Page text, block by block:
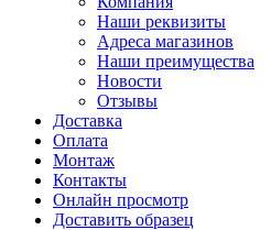
Наши реквизиты
Адреса магазинов
Наши преимущества
Новости
Отзывы
Доставка
Оплата
Монтаж
Контакты
Онлайн просмотр
Доставить образец